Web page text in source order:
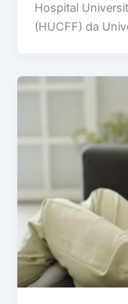
Hospital
(HUCFF) da